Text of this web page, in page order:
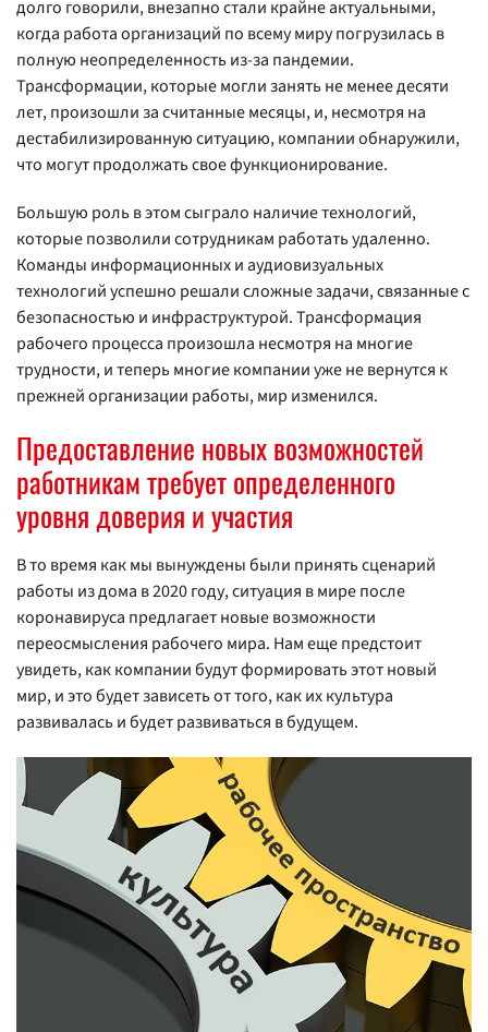
долго говорили, внезапно стали крайне актуальными,
когда работа организаций по всему миру погрузилась в
полную неопределенность из-за пандемии.
Трансформации, которые могли занять не менее десяти
лет, произошли за считанные месяцы, и, несмотря на
дестабилизированную ситуацию, компании обнаружили,
что могут продолжать свое функционирование.
Большую роль в этом сыграло наличие технологий,
которые позволили сотрудникам работать удаленно.
Команды информационных и аудиовизуальных
технологий успешно решали сложные задачи, связанные с
безопасностью и инфраструктурой. Трансформация
рабочего процесса произошла несмотря на многие
трудности, и теперь многие компании уже не вернутся к
прежней организации работы, мир изменился.
Предоставление новых возможностей
работникам требует определенного
уровня доверия и участия
В то время как мы вынуждены были принять сценарий
работы из дома в 2020 году, ситуация в мире после
коронавируса предлагает новые возможности
переосмысления рабочего мира. Нам еще предстоит
увидеть, как компании будут формировать этот новый
мир, и это будет зависеть от того, как их культура
развивалась и будет развиваться в будущем.